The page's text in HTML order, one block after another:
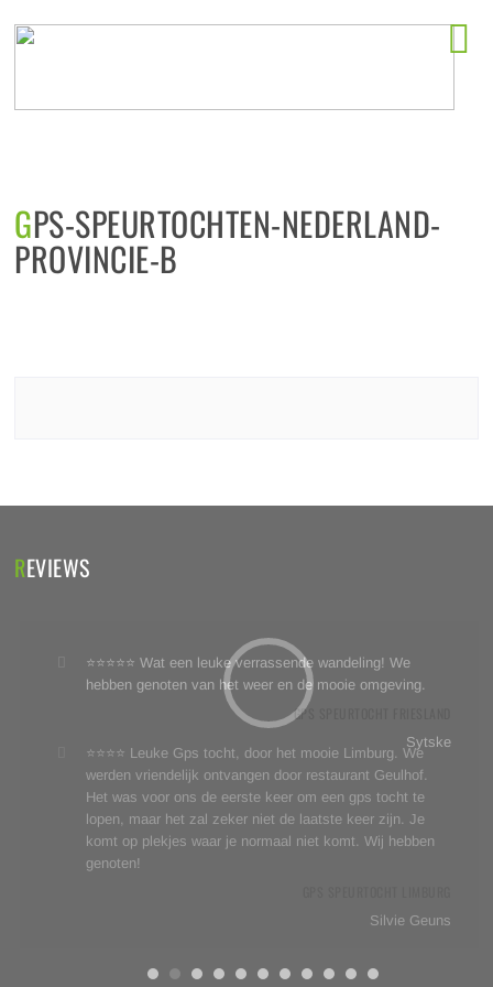
GPS-SPEURTOCHTEN-NEDERLAND-
PROVINCIE-B
REVIEWS
⭐⭐⭐⭐⭐ Wat een leuke verrassende wandeling! We
hebben genoten van het weer en de mooie omgeving.
GPS SPEURTOCHT FRIESLAND
Sytske
⭐⭐⭐⭐ Leuke Gps tocht, door het mooie Limburg. We
werden vriendelijk ontvangen door restaurant Geulhof.
Het was voor ons de eerste keer om een gps tocht te
lopen, maar het zal zeker niet de laatste keer zijn. Je
komt op plekjes waar je normaal niet komt. Wij hebben
genoten!
Silvie Geuns